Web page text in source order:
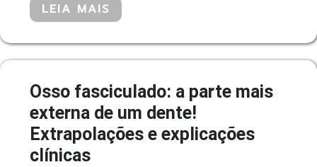
LEIA MAIS
Osso fasciculado: a parte mais
externa de um dente!
Extrapolações e explicações
clínicas